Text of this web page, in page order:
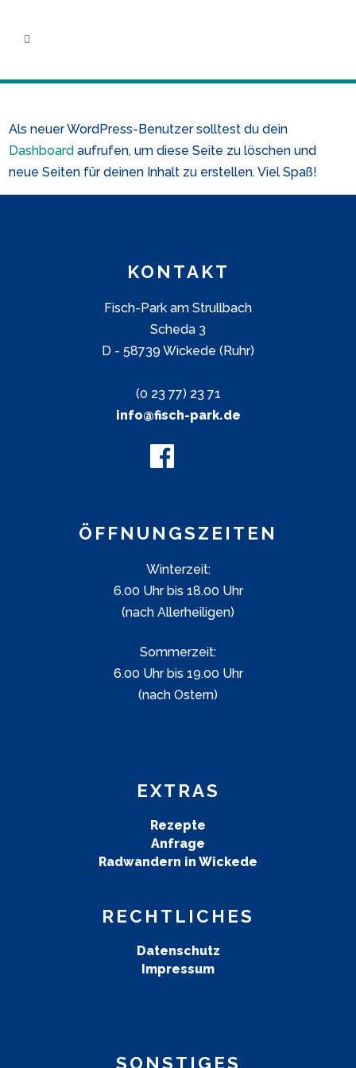
Als neuer WordPress-Benutzer solltest du dein
Dashboard aufrufen, um diese Seite zu löschen und
neue Seiten für deinen Inhalt zu erstellen. Viel Spaß!
KONTAKT
Fisch-Park am Strullbach
Scheda 3
D - 58739 Wickede (Ruhr)
(0 23 77) 23 71
info@fisch-park.de
ÖFFNUNGSZEITEN
Winterzeit:
6.00 Uhr bis 18.00 Uhr
(nach Allerheiligen)
Sommerzeit:
6.00 Uhr bis 19.00 Uhr
(nach Ostern)
EXTRAS
Rezepte
Anfrage
Radwandern in Wickede
RECHTLICHES
Datenschutz
Impressum
SONSTIGES